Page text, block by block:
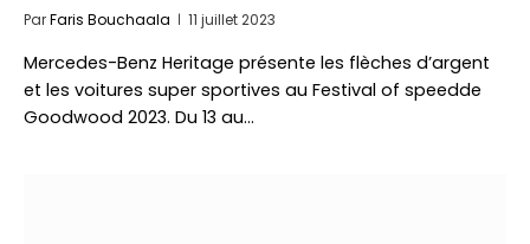
ParFaris Bouchaala 11 juillet 2023
Mercedes-Benz Heritage présente les flèches d’argent
et les voitures super sportives au Festival of speedde
Goodwood 2023. Du 13 au…